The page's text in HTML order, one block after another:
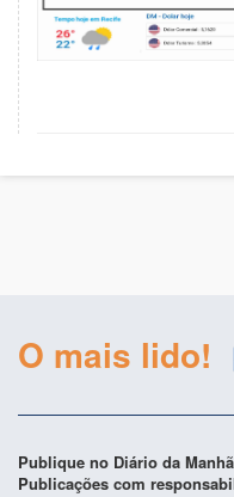
O mais lido!
Publique no Diário da
Publicações com